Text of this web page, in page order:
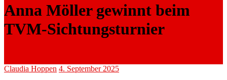
Anna Möller gewinnt beim
TVM-Sichtungsturnier
Claudia Hoppen 4. September 2025